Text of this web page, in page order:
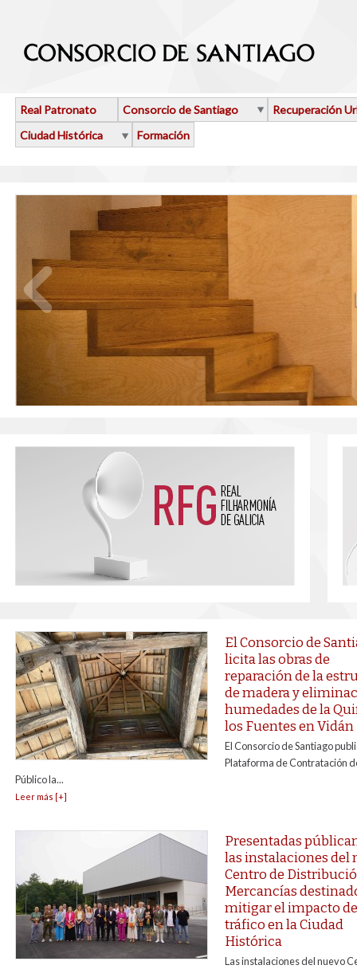
Real Patronato Consorcio de Santiago
Recuperación
Ciudad Histórica
Formación
El Consorcio de
licita las obras de
reparación de la
de madera y
humedades de la
los Fuentes en Vidán
El Consorcio de Santiago
Plataforma de Contratación
Público la...
Leer más [+]
Presentadas
las instalaciones del
Centro de
Mercancías
mitigar el impacto
tráfico en la Ciudad
Histórica
Las instalaciones del nuevo